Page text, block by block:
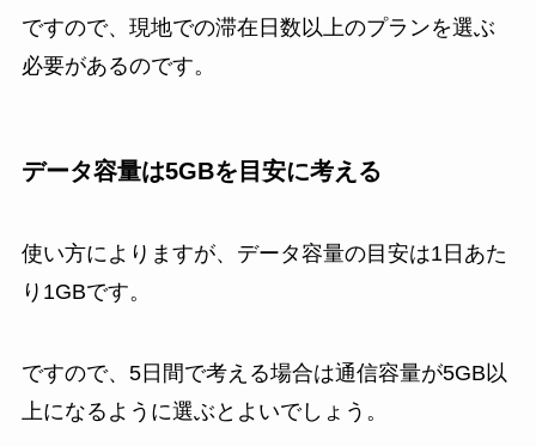
ですので、現地での滞在日数以上のプランを選ぶ
必要があるのです。
データ容量は5GBを目安に考える
使い方によりますが、データ容量の目安は1日あた
り1GBです。
ですので、5日間で考える場合は通信容量が5GB以
上になるように選ぶとよいでしょう。